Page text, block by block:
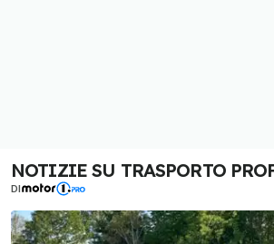
NOTIZIE SU TRASPORTO
DI